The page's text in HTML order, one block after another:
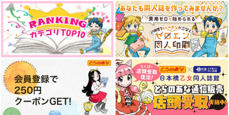
本描く本
よしわらのとこ
鳶とDK
いぬ。
おまとめうれん
ギガメーカー
Belong Prelude
Butter Scotch Plus
専売 330円（税込）
鬼滅の刃
宇髄弟×宇髄天元
サンプル
どこにもない
片仮名
専売 1,257円（税込）
鬼滅の刃
宇髄天元×煉獄杏寿郎
サンプル
帰ってきたぽめじゅろ
ーさん
深睡
専売 629円
鬼滅の刃
宇髄天元×煉獄杏寿郎
サンプル